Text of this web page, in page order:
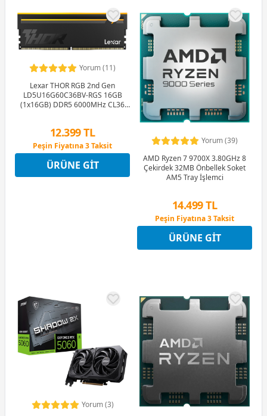
Yorum (11)
Lexar THOR RGB 2nd Gen
LD5U16G60C36BV-RGS 16GB
(1x16GB) DDR5 6000MHz CL36
12.399 TL
Peşin Fiyatına 3 Taksit
12 Ay x 1.459 TL taksitle
Peşin Fiyatına 3 Taksit
ÜRÜNE GIT
Yorum (39)
AMD Ryzen 7 9700X 3.80GHz 8
Çekirdek 32MB Önbellek Soket
AM5 Tray İşlemci
14.499 TL
Peşin Fiyatına 3 Taksit
12 Ay x 1.706 TL taksitle
Peşin Fiyatına 3 Taksit
ÜRÜNE GIT
Yorum (3)